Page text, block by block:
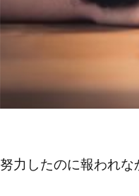
努力したのに報われな